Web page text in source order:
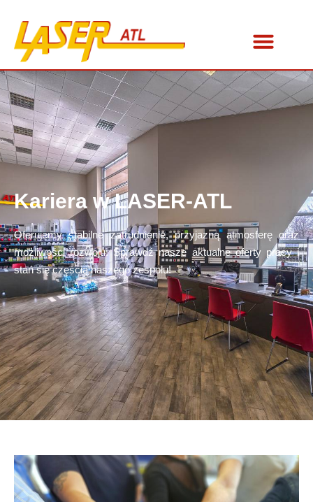
Kariera w LASER-ATL
Oferujemy stabilne zatrudnienie, przyjazną atmosferę oraz
możliwości rozwoju. Sprawdź nasze aktualne oferty pracy i
stań się częścią naszego zespołu!